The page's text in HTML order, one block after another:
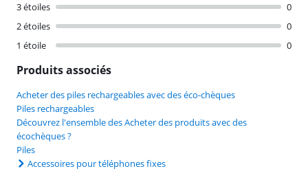
3 étoiles
0
2 étoiles
0
1 étoile
0
Produits associés
Acheter des piles rechargeables avec des éco-chèques
Piles rechargeables
Découvrez l'ensemble des Acheter des produits avec des
écochèques ?
Piles
Accessoires pour téléphones fixes